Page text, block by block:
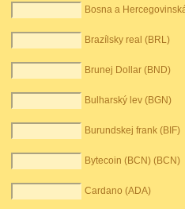
Bosna a
Brazílsky real (BRL)
Brunej Dollar (BND)
Bulharský lev (BGN)
Burundskej frank (BIF)
Bytecoin (BCN) (BCN)
Cardano (ADA)